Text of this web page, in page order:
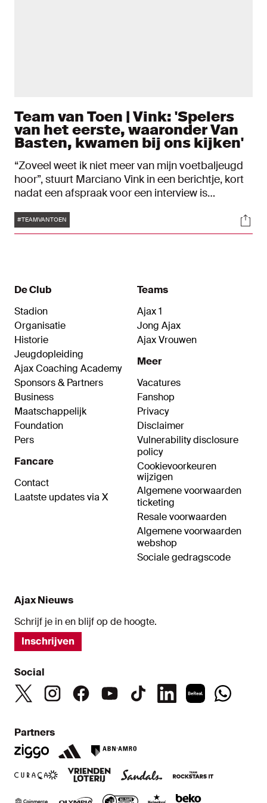
Team van Toen | Vink: 'Spelers
van het eerste, waaronder Van
Basten, kwamen bij ons kijken'
“Zoveel weet ik niet meer van mijn voetbaljeugd
hoor”, stuurt Marciano Vink in een berichtje, kort
nadat een afspraak voor een interview is
minuut later komen er twee foto’s via WhatsApp
binnen waar de nostalgie vanaf druipt. Jeugdige
gaat het een uitdaging worden om iedereen te
Tags
#TEAMVANTOEN
De Club
Stadion
Organisatie
Historie
Jeugdopleiding
Ajax Coaching Academy
Sponsors & Partners
Business
Maatschappelijk
Foundation
Pers
Fancare
Contact
Laatste updates via X
Teams
Ajax 1
Jong Ajax
Ajax Vrouwen
Meer
Vacatures
Fanshop
Privacy
Disclaimer
Vulnerability disclosure
policy
Cookievoorkeuren
wijzigen
Algemene voorwaarden
ticketing
Resale voorwaarden
Algemene voorwaarden
webshop
Sociale gedragscode
Ajax Nieuws
Schrijf je in en blijf op de hoogte.
Inschrijven
Social
Partners